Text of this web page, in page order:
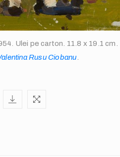
Ulei pe carton. 11.8 x 19.1 cm.
Rusu Ciobanu.